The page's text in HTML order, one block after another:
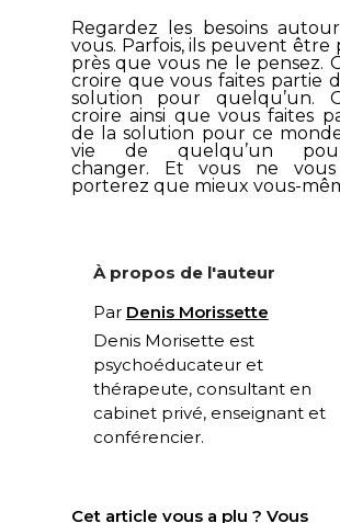
Regardez les besoins
vous. Parfois, ils peuvent être
près que vous ne le pensez.
croire que vous faites partie
solution pour quelqu’un.
croire ainsi que vous faites
de la solution pour ce
vie de quelqu’un
changer. Et vous ne
porterez que mieux vous-
À propos de l'auteur
Par Denis Morissette
Denis Morisette est
psychoéducateur et
thérapeute, consultant en
cabinet privé, enseignant et
conférencier.
Cet article vous a plu ? Vous